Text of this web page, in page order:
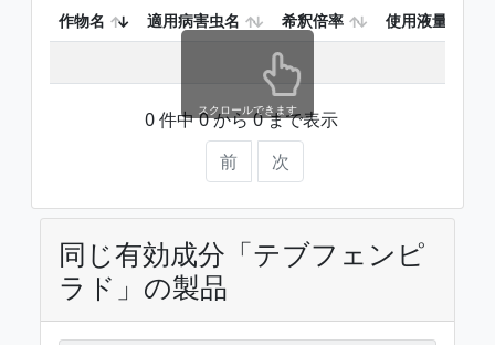
作物名 適用病害虫名 希釈倍率 使用液量
0 件中 0 から 0 まで表示
前
次
スクロールできます
同じ有効成分「テブフェンピ
ラド」の製品